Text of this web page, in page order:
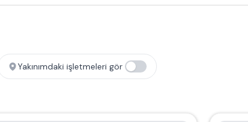
Yakınımdaki işletmeleri gör